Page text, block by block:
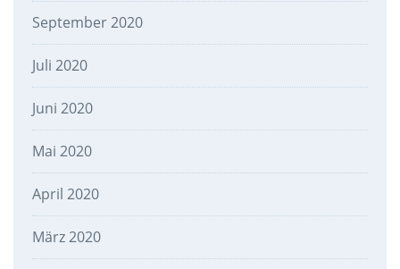
September 2020
Juli 2020
Juni 2020
Mai 2020
April 2020
März 2020